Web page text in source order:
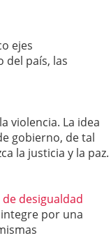
ejes
del país, las
violencia. La idea
gobierno, de tal
la justicia y la paz.
desigualdad
por una